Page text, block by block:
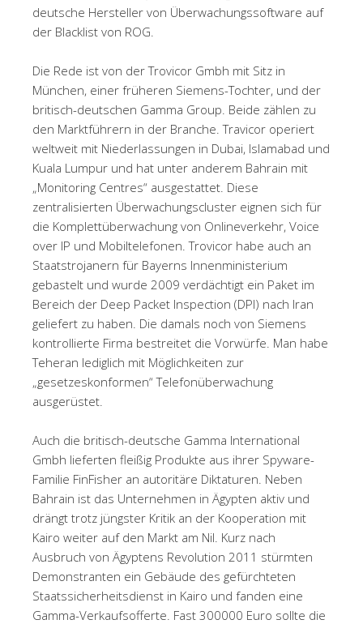
deutsche Hersteller von Überwachungssoftware auf
der Blacklist von ROG.
Die Rede ist von der Trovicor Gmbh mit Sitz in
München, einer früheren Siemens-Tochter, und der
britisch-deutschen Gamma Group. Beide zählen zu
den Marktführern in der Branche. Travicor operiert
weltweit mit Niederlassungen in Dubai, Islamabad und
Kuala Lumpur und hat unter anderem Bahrain mit
„Monitoring Centres“ ausgestattet. Diese
zentralisierten Überwachungscluster eignen sich für
die Komplettüberwachung von Onlineverkehr, Voice
over IP und Mobiltelefonen. Trovicor habe auch an
Staatstrojanern für Bayerns Innenministerium
gebastelt und wurde 2009 verdächtigt ein Paket im
Bereich der Deep Packet Inspection (DPI) nach Iran
geliefert zu haben. Die damals noch von Siemens
kontrollierte Firma bestreitet die Vorwürfe. Man habe
Teheran lediglich mit Möglichkeiten zur
„gesetzeskonformen“ Telefonüberwachung
ausgerüstet.
Auch die britisch-deutsche Gamma International
Gmbh lieferten fleißig Produkte aus ihrer Spyware-
Familie FinFisher an autoritäre Diktaturen. Neben
Bahrain ist das Unternehmen in Ägypten aktiv und
drängt trotz jüngster Kritik an der Kooperation mit
Kairo weiter auf den Markt am Nil. Kurz nach
Ausbruch von Ägyptens Revolution 2011 stürmten
Demonstranten ein Gebäude des gefürchteten
Staatssicherheitsdienst in Kairo und fanden eine
Gamma-Verkaufsofferte. Fast 300000 Euro sollte die